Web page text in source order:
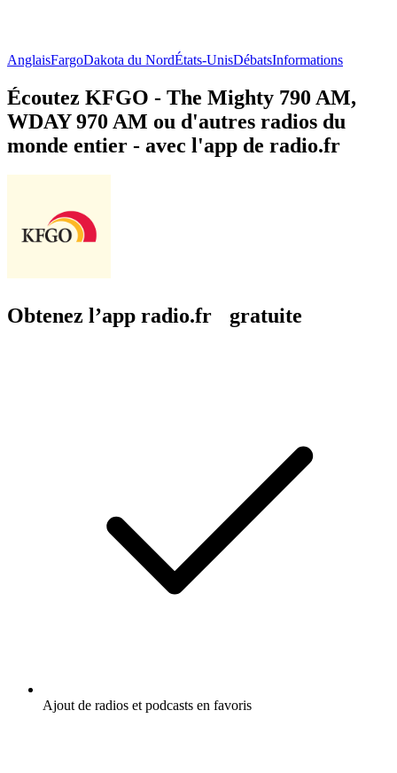
AnglaisFargoDakota du NordÉtats-UnisDébatsInformations
Écoutez KFGO - The Mighty 790 AM,
WDAY 970 AM ou d'autres radios du
monde entier - avec l'app de radio.fr
Obtenez l’app radio.fr gratuite
Ajout de radios et podcasts en favoris